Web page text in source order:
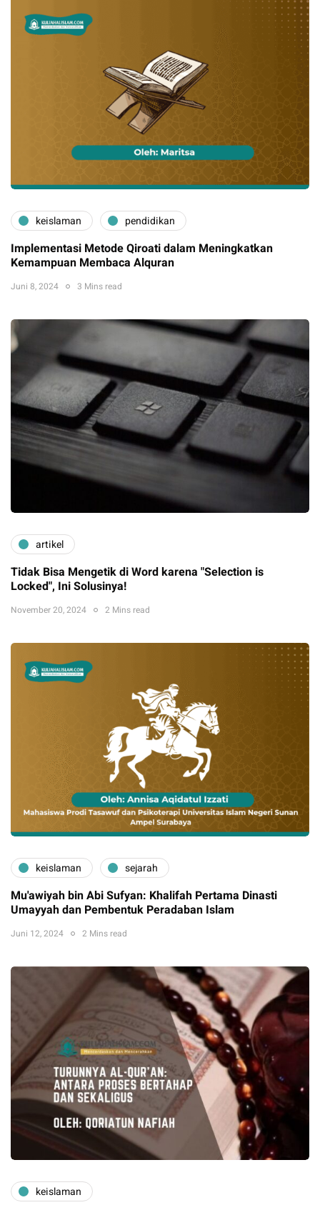
keislaman pendidikan
Implementasi Metode Qiroati dalam Meningkatkan
Kemampuan Membaca Alquran
Juni 8, 2024 3 Mins read
artikel
Tidak Bisa Mengetik di Word karena "Selection is
Locked", Ini Solusinya!
November 20, 2024 2 Mins read
keislaman sejarah
Mu'awiyah bin Abi Sufyan: Khalifah Pertama Dinasti
Umayyah dan Pembentuk Peradaban Islam
Juni 12, 2024 2 Mins read
keislaman